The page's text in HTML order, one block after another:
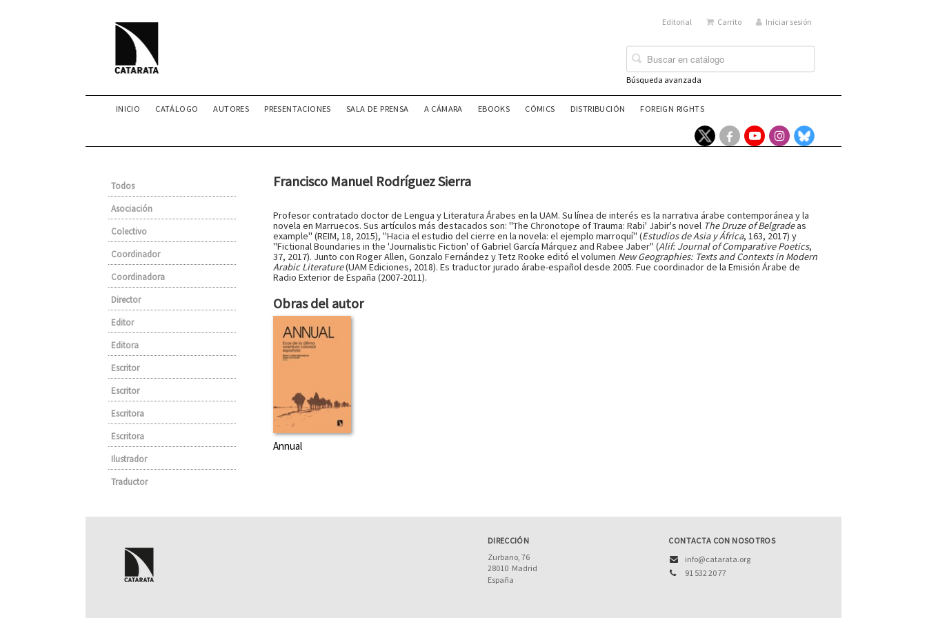
Editorial Carrito Iniciar sesión
Búsqueda avanzada
INICIO CATÁLOGO AUTORES PRESENTACIONES SALA DE PRENSA A CÁMARA EBOOKS CÓMICS DISTRIBUCIÓN FOREIGN RIGHTS
Todos
Asociación
Colectivo
Coordinador
Coordinadora
Director
Editor
Editora
Escritor
Escritor
Escritora
Escritora
Ilustrador
Traductor
Francisco Manuel Rodríguez Sierra
Profesor contratado doctor de Lengua y Literatura Árabes en la UAM. Su línea de interés es la narrativa árabe contemporánea y la
novela en Marruecos. Sus artículos más destacados son: "The Chronotope of Trauma: Rabi' Jabir's novel The Druze of Belgradeas
example" (REIM, 18, 2015), "Hacia el estudio del cierre en la novela: el ejemplo marroquí" (Estudios de Asia y África, 163, 2017) y
"Fictional Boundaries in the 'Journalistic Fiction' of Gabriel García Márquez and Rabee Jaber" (Alif: Journal of Comparative Poetics,
37, 2017). Junto con Roger Allen, Gonzalo Fernández y Tetz Rooke editó el volumen New Geographies: Texts and Contexts in Modern
Arabic Literature(UAM Ediciones, 2018). Es traductor jurado árabe-español desde 2005. Fue coordinador de la Emisión Árabe de
Radio Exterior de España (2007-2011).
Obras del autor
Annual
DIRECCIÓN
Zurbano, 76
28010 Madrid
España
CONTACTA CON NOSOTROS
info@catarata.org
91 532 20 77